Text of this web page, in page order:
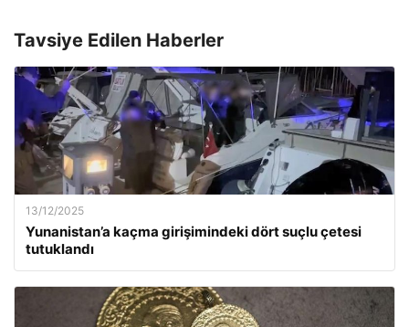
Tavsiye Edilen Haberler
13/12/2025
Yunanistan’a kaçma girişimindeki dört suçlu çetesi
tutuklandı